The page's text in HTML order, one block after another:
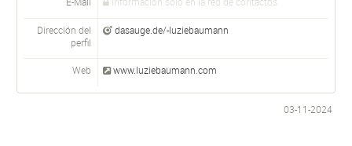
Dirección del
perfil
dasauge.de/-luziebaumann
Web www.luziebaumann.com
03-11-2024